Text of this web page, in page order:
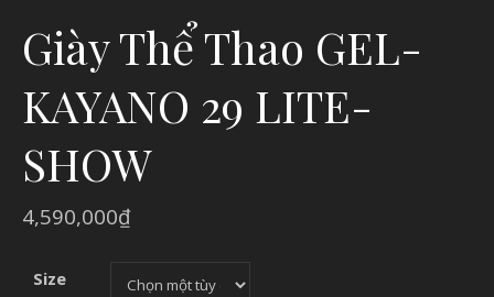
Giày Thể Thao GEL-
KAYANO 29 LITE-
SHOW
4,590,000₫
Size